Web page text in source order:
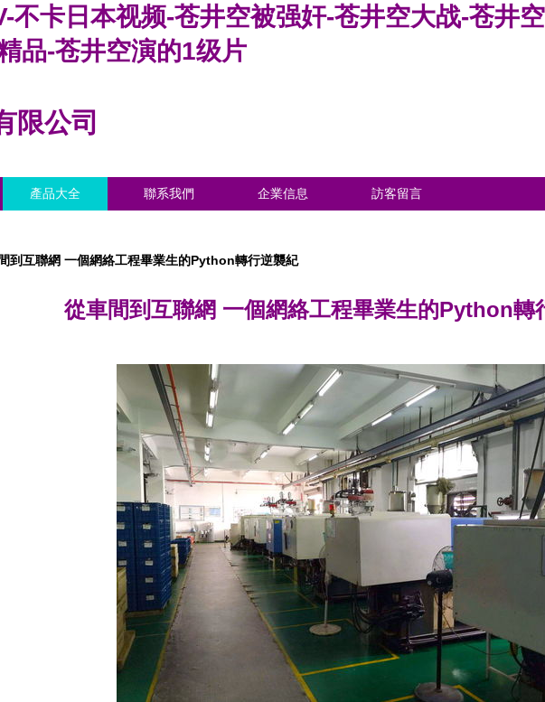
不卡日本视频-苍井空被强奸-苍井空大战-苍井
品-苍井空演的1级片
限公司
產品大全 聯系我們 企業信息 訪客留言
到互聯網 一個網絡工程畢業生的Python轉行逆襲紀
從車間到互聯網 一個網絡工程畢業生的Python轉